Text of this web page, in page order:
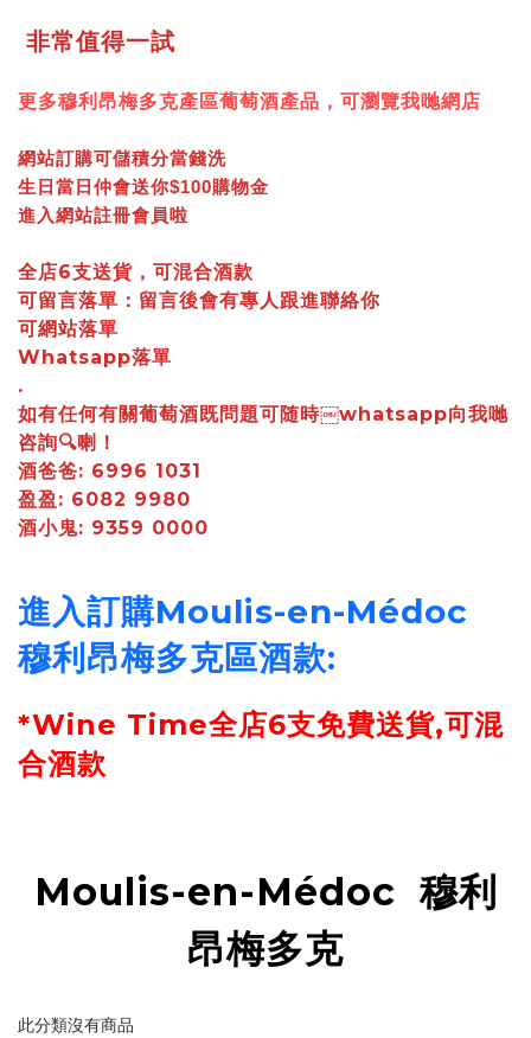
非常值得一試
更多穆利昂梅多克產區葡萄酒產品，可瀏覽我哋網店
網站訂購可儲積分當錢洗
生日當日仲會送你$100購物金
進入網站註冊會員啦
全店6支送貨，可混合酒款
可留言落單：留言後會有專人跟進聯絡你
可網站落單
Whatsapp落單
.
如有任何有關葡萄酒既問題可随時￼whatsapp向我哋
咨詢🔍喇！
酒爸爸: 6996 1031
盈盈: 6082 9980
酒小鬼: 9359 0000
進入訂購Moulis-en-Médoc
穆利昂梅多克區酒款:
*Wine Time全店6支免費送貨,可混
合酒款
Moulis-en-Médoc 穆利
昂梅多克
此分類沒有商品